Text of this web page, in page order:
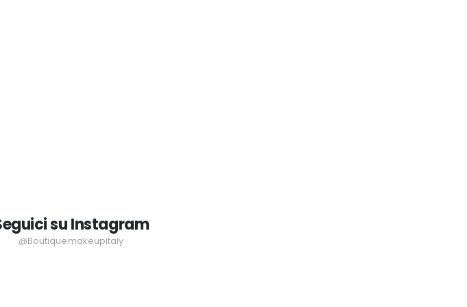
su Instagram
@Boutiquemakeupitaly